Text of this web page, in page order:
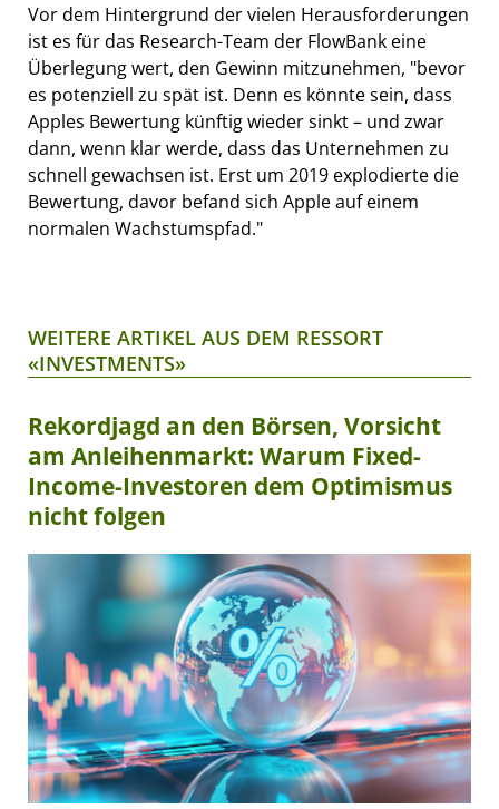
Vor dem Hintergrund der vielen Herausforderungen
ist es für das Research-Team der FlowBank eine
Überlegung wert, den Gewinn mitzunehmen, "bevor
es potenziell zu spät ist. Denn es könnte sein, dass
Apples Bewertung künftig wieder sinkt – und zwar
dann, wenn klar werde, dass das Unternehmen zu
schnell gewachsen ist. Erst um 2019 explodierte die
Bewertung, davor befand sich Apple auf einem
normalen Wachstumspfad."
WEITERE ARTIKEL AUS DEM RESSORT
«INVESTMENTS»
Rekordjagd an den Börsen, Vorsicht
am Anleihenmarkt: Warum Fixed-
Income-Investoren dem Optimismus
nicht folgen